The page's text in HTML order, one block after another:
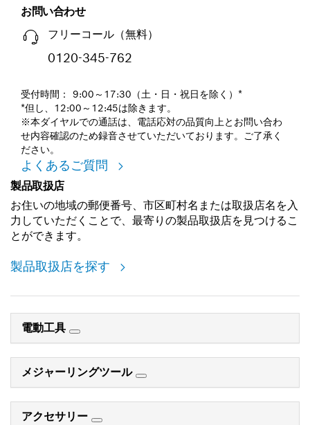
お問い合わせ
フリーコール（無料）
0120-345-762
受付時間： 9:00～17:30（土・日・祝日を除く）*
*但し、12:00～12:45は除きます。
※本ダイヤルでの通話は、電話応対の品質向上とお問い合わ
せ内容確認のため録音させていただいております。ご了承く
ださい。
よくあるご質問
製品取扱店
お住いの地域の郵便番号、市区町村名または取扱店名を入
力していただくことで、最寄りの製品取扱店を見つけるこ
とができます。
製品取扱店を探す
電動工具
メジャーリングツール
アクセサリー